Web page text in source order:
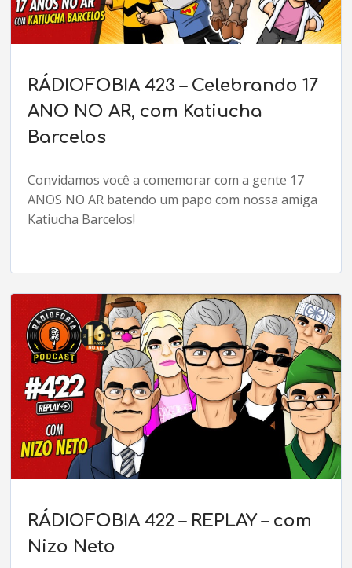
RÁDIOFOBIA 423 – Celebrando 17
ANO NO AR, com Katiucha
Barcelos
Convidamos você a comemorar com a gente 17
ANOS NO AR batendo um papo com nossa amiga
Katiucha Barcelos!
RÁDIOFOBIA 422 – REPLAY – com
Nizo Neto